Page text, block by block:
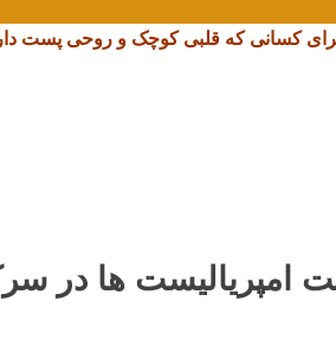
کسانی که قلبی کوچک و روحی پست
امپریالیست ها در